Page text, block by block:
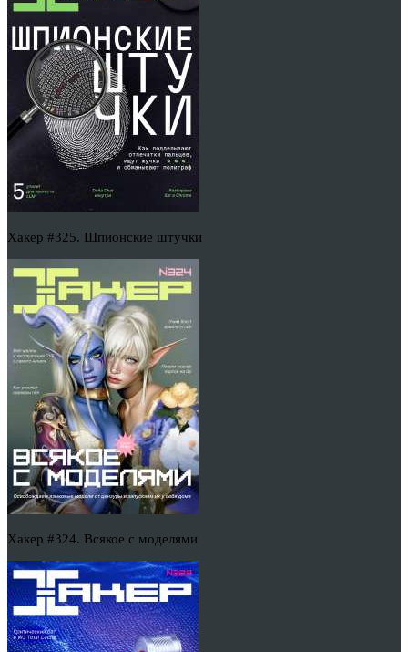
Хакер #325. Шпионские штучки
Хакер #324. Всякое с моделями